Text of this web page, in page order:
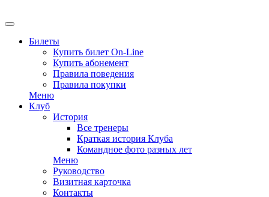
Билеты
Купить билет On-Line
Купить абонемент
Правила поведения
Правила покупки
Меню
Клуб
История
Все тренеры
Краткая история Клуба
Командное фото разных лет
Меню
Руководство
Визитная карточка
Контакты